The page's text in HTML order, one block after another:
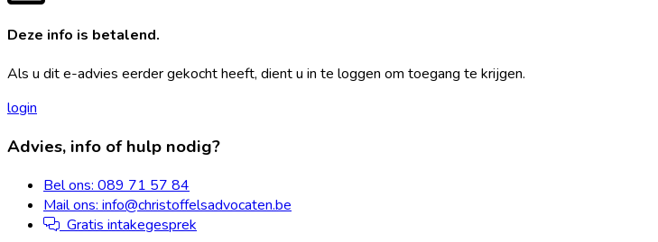
Deze info is betalend.
Als u dit e-advies eerder gekocht heeft, dient u in te loggen om toegang te krijgen.
login
Footer
Advies, info of hulp nodig?
Bel ons: 089 71 57 84
Mail ons: info@christoffelsadvocaten.be
Gratis intakegesprek